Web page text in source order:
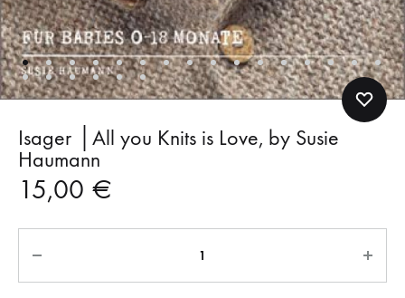
Isager │All you Knits is Love, by Susie
Haumann
15,00 €